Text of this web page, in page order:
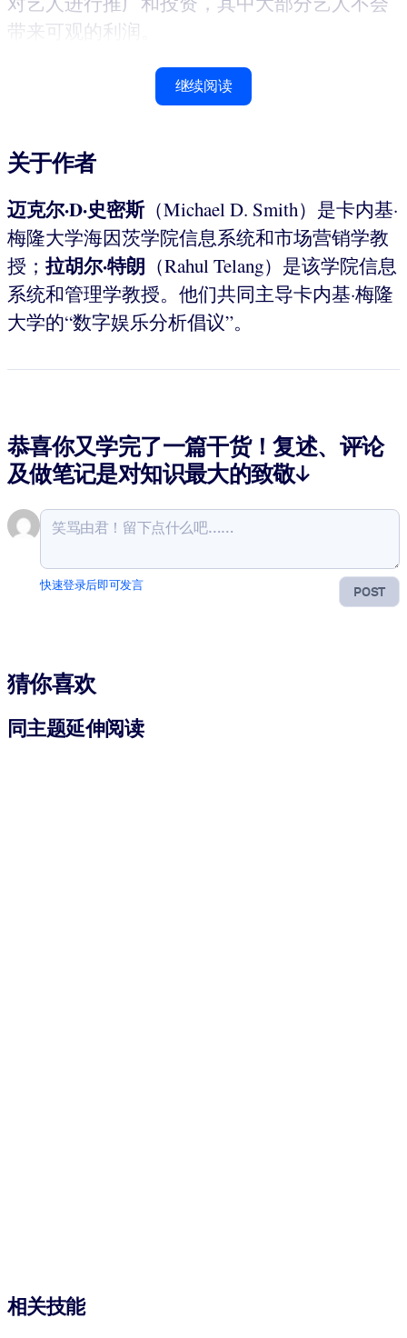
带来可观的利润。
继续阅读
关于作者
迈克尔·D·史密斯（Michael D. Smith）是卡内基·
梅隆大学海因茨学院信息系统和市场营销学教
授； 拉胡尔·特朗 （Rahul Telang）是该学院信息
系统和管理学教授。他们共同主导卡内基·梅隆
大学的“数字娱乐分析倡议”。
恭喜你又学完了一篇干货！复述、评论
及做笔记是对知识最大的致敬↓
POST
快速登录后即可发言
猜你喜欢
同主题延伸阅读
相关技能